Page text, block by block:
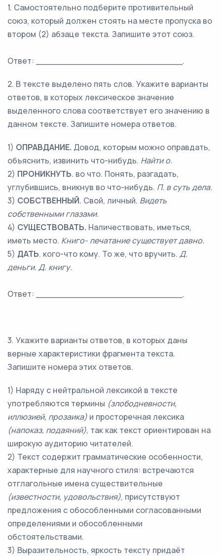
1. Самостоятельно подберите противительный
союз, который должен стоять на месте пропуска во
втором (2) абзаце текста. Запишите этот союз.
Ответ: ___________________________.
2. В тексте выделено пять слов. Укажите варианты
ответов, в которых лексическое значение
выделенного слова соответствует его значению в
данном тексте. Запишите номера ответов.
1) ОПРАВДАНИЕ. Довод, которым можно оправдать,
объяснить, извинить что-нибудь. Найти о.
2) ПРОНИКНУТЬ. во что. Понять, разгадать,
углубившись, вникнув во что-нибудь. П. в суть дела.
3) СОБСТВЕННЫЙ. Свой, личный. Видеть
собственными глазами.
4) СУЩЕСТВОВАТЬ. Наличествовать, иметься,
иметь место. Книго- печатание существует давно.
5) ДАТЬ. кого-что кому. То же, что вручить. Д.
деньги. Д. книгу.
Ответ: ___________________________.
3. Укажите варианты ответов, в которых даны
верные характеристики фрагмента текста.
Запишите номера этих ответов.
1) Наряду с нейтральной лексикой в тексте
употребляются термины (злободневности,
иллюзией, прозаика) и просторечная лексика
(напоказ, подаяний), так как текст ориентирован на
широкую аудиторию читателей.
2) Текст содержит грамматические особенности,
характерные для научного стиля: встречаются
отглагольные имена существительные
(известности, удовольствия), присутствуют
предложения с обособленными согласованными
определениями и обособленными
обстоятельствами.
3) Выразительность, яркость тексту придаёт